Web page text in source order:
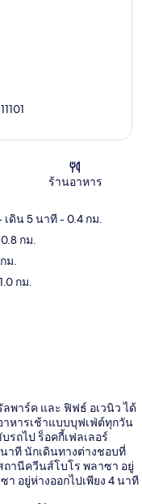
ร้านอาหาร
เดิน 5 นาที- 0.4 กม.
กม.
ม.
กม.
พาร์ค และ ฟิฟธ์ อเวนิว ได้
าหารเช้าแบบบุฟเฟ่ต์ทุกวัน
รถไป ร็อคกี้เฟลเลอร์
นาที นักเดินทางต่างชอบที่
านีควีนส์โบโร พลาซา อยู่
อยู่ห่างออกไปเพียง 4 นาที